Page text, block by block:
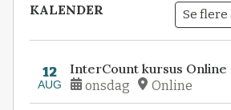
KALENDER Se
12
AUG
InterCount kursus Online
onsdag Online